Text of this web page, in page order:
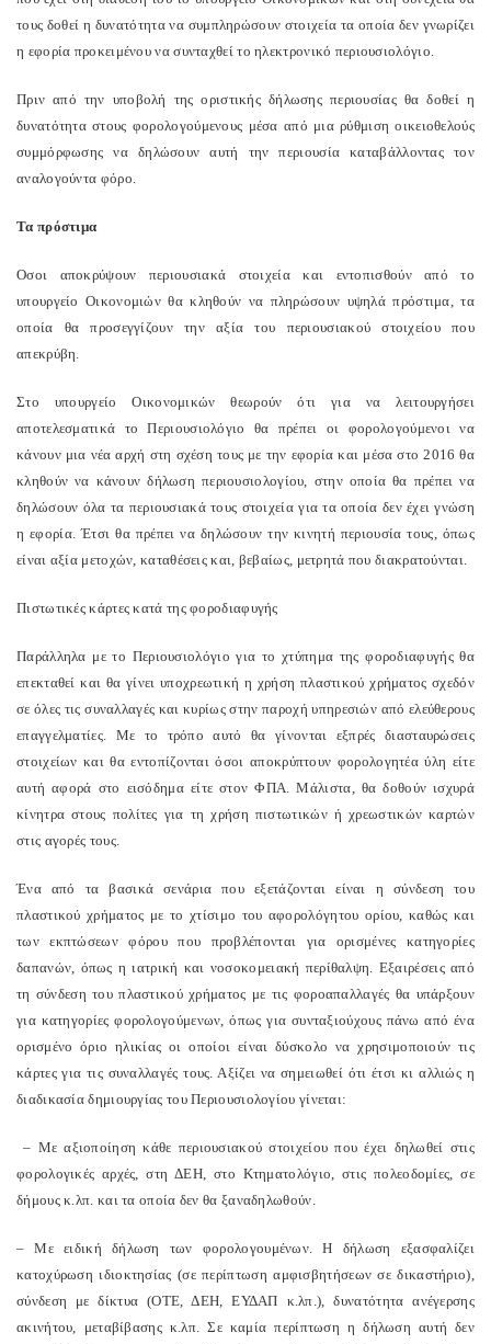
τους δοθεί η δυνατότητα να συμπληρώσουν στοιχεία τα οποία δεν γνωρίζει
η εφορία προκειμένου να συνταχθεί το ηλεκτρονικό περιουσιολόγιο.
Πριν από την υποβολή της οριστικής δήλωσης περιουσίας θα δοθεί η
δυνατότητα στους φορολογούμενους μέσα από μια ρύθμιση οικειοθελούς
συμμόρφωσης να δηλώσουν αυτή την περιουσία καταβάλλοντας τον
αναλογούντα φόρο.
Τα πρόστιμα
Οσοι αποκρύψουν περιουσιακά στοιχεία και εντοπισθούν από το
υπουργείο Οικονομιών θα κληθούν να πληρώσουν υψηλά πρόστιμα, τα
οποία θα προσεγγίζουν την αξία του περιουσιακού στοιχείου που
απεκρύβη.
Στο υπουργείο Οικονομικών θεωρούν ότι για να λειτουργήσει
αποτελεσματικά το Περιουσιολόγιο θα πρέπει οι φορολογούμενοι να
κάνουν μια νέα αρχή στη σχέση τους με την εφορία και μέσα στο 2016 θα
κληθούν να κάνουν δήλωση περιουσιολογίου, στην οποία θα πρέπει να
δηλώσουν όλα τα περιουσιακά τους στοιχεία για τα οποία δεν έχει γνώση
η εφορία. Έτσι θα πρέπει να δηλώσουν την κινητή περιουσία τους, όπως
είναι αξία μετοχών, καταθέσεις και, βεβαίως, μετρητά που διακρατούνται.
Πιστωτικές κάρτες κατά της φοροδιαφυγής
Παράλληλα με το Περιουσιολόγιο για το χτύπημα της φοροδιαφυγής θα
επεκταθεί και θα γίνει υποχρεωτική η χρήση πλαστικού χρήματος σχεδόν
σε όλες τις συναλλαγές και κυρίως στην παροχή υπηρεσιών από ελεύθερους
επαγγελματίες. Με το τρόπο αυτό θα γίνονται εξπρές διασταυρώσεις
στοιχείων και θα εντοπίζονται όσοι αποκρύπτουν φορολογητέα ύλη είτε
αυτή αφορά στο εισόδημα είτε στον ΦΠΑ. Μάλιστα, θα δοθούν ισχυρά
κίνητρα στους πολίτες για τη χρήση πιστωτικών ή χρεωστικών καρτών
στις αγορές τους.
Ένα από τα βασικά σενάρια που εξετάζονται είναι η σύνδεση του
πλαστικού χρήματος με το χτίσιμο του αφορολόγητου ορίου, καθώς και
των εκπτώσεων φόρου που προβλέπονται για ορισμένες κατηγορίες
δαπανών, όπως η ιατρική και νοσοκομειακή περίθαλψη. Εξαιρέσεις από
τη σύνδεση του πλαστικού χρήματος με τις φοροαπαλλαγές θα υπάρξουν
για κατηγορίες φορολογούμενων, όπως για συνταξιούχους πάνω από ένα
ορισμένο όριο ηλικίας οι οποίοι είναι δύσκολο να χρησιμοποιούν τις
κάρτες για τις συναλλαγές τους. Αξίζει να σημειωθεί ότι έτσι κι αλλιώς η
διαδικασία δημιουργίας του Περιουσιολογίου γίνεται:
– Με αξιοποίηση κάθε περιουσιακού στοιχείου που έχει δηλωθεί στις
φορολογικές αρχές, στη ΔΕΗ, στο Κτηματολόγιο, στις πολεοδομίες, σε
δήμους κ.λπ. και τα οποία δεν θα ξαναδηλωθούν.
– Με ειδική δήλωση των φορολογουμένων. Η δήλωση εξασφαλίζει
κατοχύρωση ιδιοκτησίας (σε περίπτωση αμφισβητήσεων σε δικαστήριο),
σύνδεση με δίκτυα (ΟΤΕ, ΔΕΗ, ΕΥΔΑΠ κ.λπ.), δυνατότητα ανέγερσης
ακινήτου, μεταβίβασης κ.λπ. Σε καμία περίπτωση η δήλωση αυτή δεν